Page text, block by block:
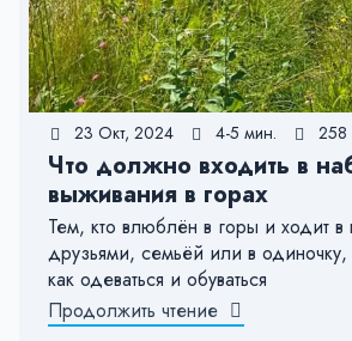
23 Окт, 2024 4-5 мин. 258
Что должно входить в
выживания в горах
Тем, кто влюблён в горы и ходит
друзьями, семьёй или в одиночку,
как одеваться и обуваться
Продолжить чтение